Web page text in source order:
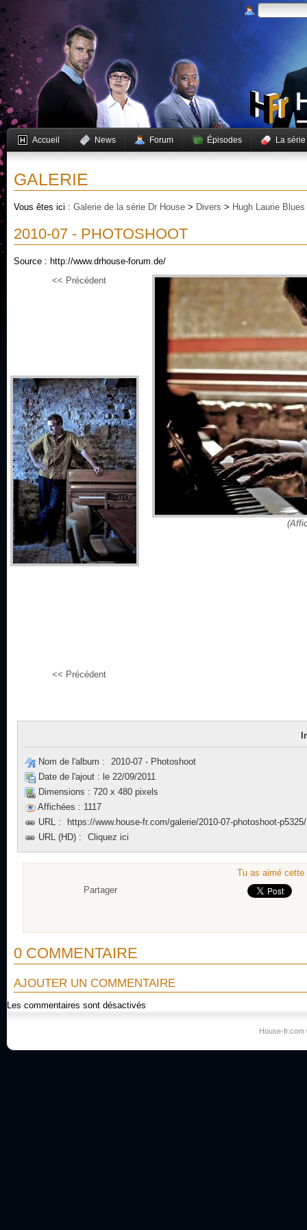
Accueil News Forum Épisodes La série
GALERIE
Vous êtes ici : Galerie de la série Dr House > Divers > Hugh Laurie Blues
2010-07 - PHOTOSHOOT
Source : http://www.drhouse-forum.de/
<< Précédent
<< Précédent
Nom de l'album :
2010-07 - Photoshoot
Date de l'ajout : le 22/09/2011
Dimensions : 720 x 480 pixels
Affichées : 1117
URL :
https://www.house-fr.com/galerie/2010-07-photoshoot-p5325/
URL (HD) :
Cliquez ici
Tu as aimé
Partager
0 COMMENTAIRE
AJOUTER UN COMMENTAIRE
Les commentaires sont désactivés
House-